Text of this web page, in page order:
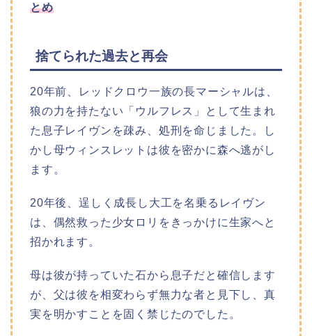
とめ
捨てられた過去と再会
20年前、レッドクロウ一族の長マーシャルは、
狼の力を持たない「ウルフレス」として生まれ
た息子レイヴンを疎み、処刑を命じました。し
かし母ウィンスレットは彼を密かに森へ逃がし
ます。
20年後、逞しく成長し大工を名乗るレイヴン
は、偶然救った少女ロリをきっかけに生家へと
招かれます。
母は彼が持っていた石から息子だと確信します
が、父は彼を相変わらず無力な者と見下し、真
実を明かすことを固く禁じたのでした。